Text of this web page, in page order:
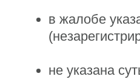
в жалобе
не указана